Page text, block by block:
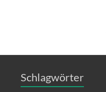
Schlagwörter